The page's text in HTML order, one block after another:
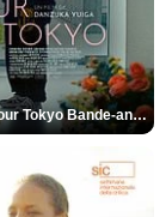
Des Fleurs pour Tokyo Bande-annonce VO STFR